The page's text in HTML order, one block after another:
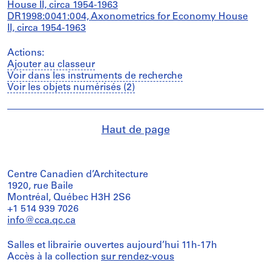
House II, circa 1954-1963
DR1998:0041:004, Axonometrics for Economy House
II, circa 1954-1963
Actions:
Ajouter au classeur
Voir dans les instruments de recherche
Voir les objets numérisés (2)
Haut de page
Centre Canadien d’Architecture
1920, rue Baile
Montréal, Québec H3H 2S6
+1 514 939 7026
info@cca.qc.ca
Salles et librairie ouvertes aujourd’hui 11h-17h
Accès à la collection sur rendez-vous